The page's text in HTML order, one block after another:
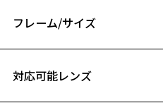
【付属品】
オリジナルケースとメガネ拭きのセ
GDCのロゴが入ったオリジナルデ
フレーム/サイズ
対応可能レンズ